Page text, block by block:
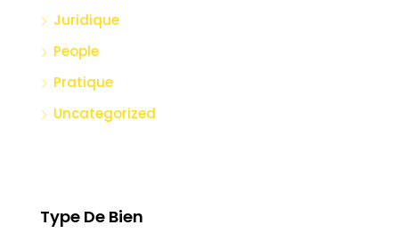
Juridique
People
Pratique
Uncategorized
Type De Bien